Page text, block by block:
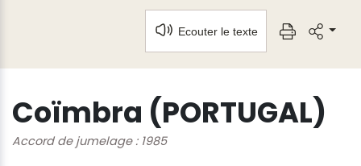
Ecouter le texte
Coïmbra (PORTUGAL)
Accord de jumelage : 1985